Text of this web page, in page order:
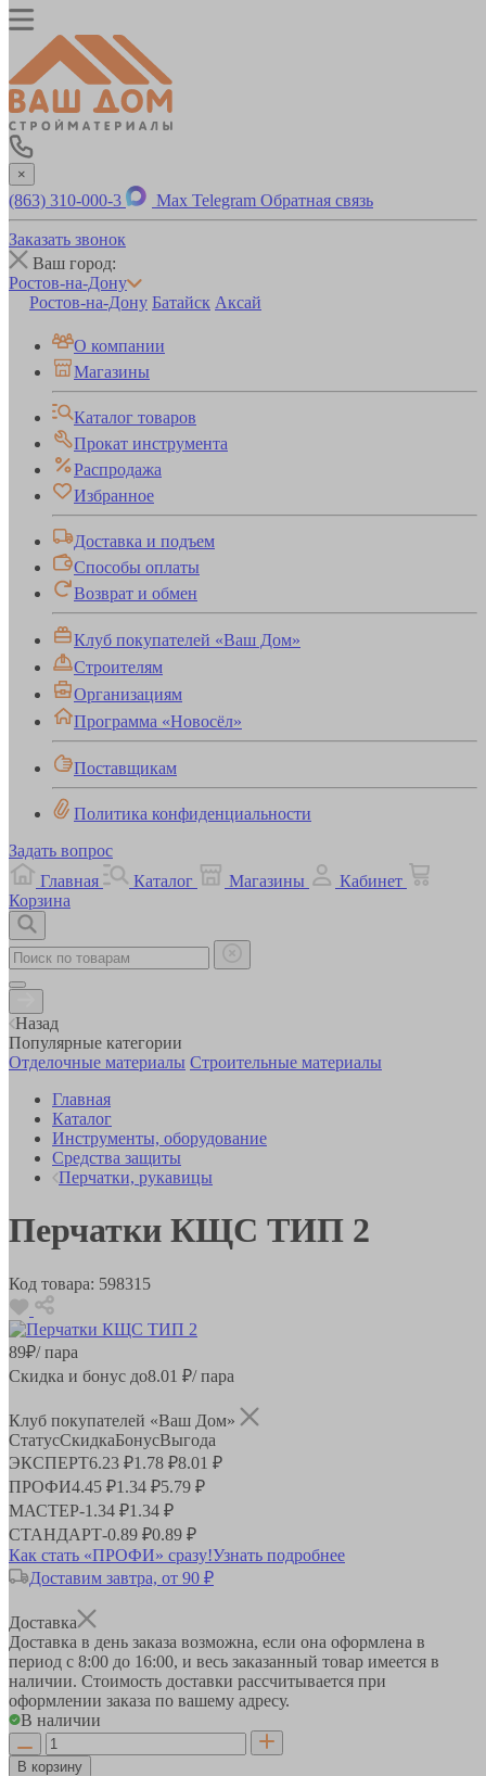
×
(863) 310-000-3 Max Telegram Обратная связь
Заказать звонок
Ваш город:
Ростов-на-Дону
Ростов-на-Дону Батайск Аксай
О компании
Магазины
Каталог товаров
Прокат инструмента
Распродажа
Избранное
Доставка и подъем
Способы оплаты
Возврат и обмен
Клуб покупателей «Ваш Дом»
Строителям
Организациям
Программа «Новосёл»
Поставщикам
Политика конфиденциальности
Задать вопрос
Главная
Каталог Магазины
Кабинет
Корзина
Назад
Популярные категории
Отделочные материалы Строительные материалы
Главная
Каталог
Инструменты, оборудование
Средства защиты
Перчатки, рукавицы
Перчатки КЩС ТИП 2
Код товара: 598315
89₽/ пара
Скидка и бонус до8.01 ₽/ пара
Клуб покупателей «Ваш Дом»
СтатусСкидкаБонусВыгода
ЭКСПЕРТ6.23 ₽1.78 ₽8.01 ₽
ПРОФИ4.45 ₽1.34 ₽5.79 ₽
МАСТЕР-1.34 ₽1.34 ₽
СТАНДАРТ-0.89 ₽0.89 ₽
Как стать «ПРОФИ» сразу!Узнать подробнее
Доставим завтра, от 90 ₽
Доставка
Доставка в день заказа возможна, если она оформлена в
период с 8:00 до 16:00, и весь заказанный товар имеется в
наличии. Стоимость доставки рассчитывается при
оформлении заказа по вашему адресу.
В наличии
В корзину